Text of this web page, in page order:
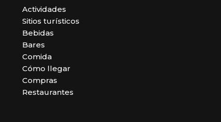
Actividades
Sitios turísticos
Bebidas
Bares
Comida
Cómo llegar
Compras
Restaurantes